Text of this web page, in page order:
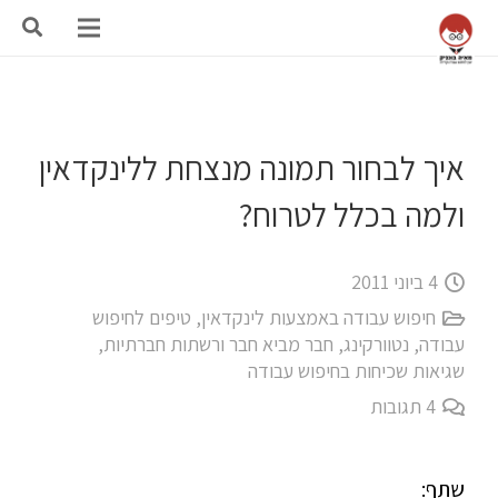
איך לבחור תמונה מנצחת ללינקדאין
ולמה בכלל לטרוח?
4 ביוני 2011
חיפוש עבודה באמצעות לינקדאין, טיפים לחיפוש
עבודה, נטוורקינג, חבר מביא חבר ורשתות חברתיות,
שגיאות שכיחות בחיפוש עבודה
4 תגובות
שתף: